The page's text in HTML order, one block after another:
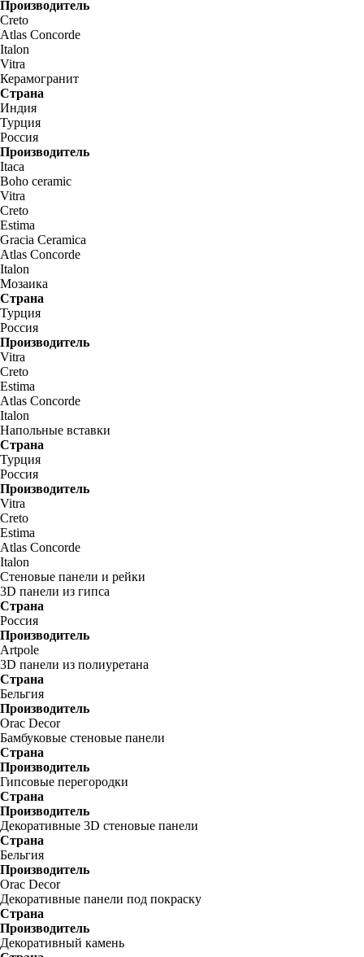
Производитель
Creto
Atlas Concorde
Italon
Vitra
Керамогранит
Страна
Индия
Турция
Россия
Производитель
Itaca
Boho ceramic
Vitra
Creto
Estima
Gracia Ceramica
Atlas Concorde
Italon
Мозаика
Страна
Турция
Россия
Производитель
Vitra
Creto
Estima
Atlas Concorde
Italon
Напольные вставки
Страна
Турция
Россия
Производитель
Vitra
Creto
Estima
Atlas Concorde
Italon
Стеновые панели и рейки
3D панели из гипса
Страна
Россия
Производитель
Artpole
3D панели из полиуретана
Страна
Бельгия
Производитель
Orac Decor
Бамбуковые стеновые панели
Страна
Производитель
Гипсовые перегородки
Страна
Производитель
Декоративные 3D стеновые панели
Страна
Бельгия
Производитель
Orac Decor
Декоративные панели под покраску
Страна
Производитель
Декоративный камень